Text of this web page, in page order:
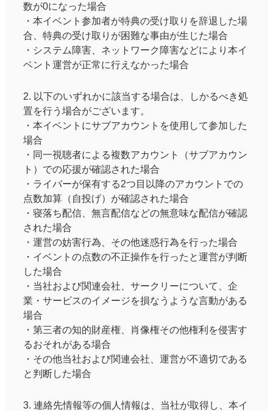
数が0になった場合
・本イベント参加者が特典の受け取りを辞退した場
合、特典の受け取りが困難な事由が生じた場合
・システム障害、ネットワーク障害などにより本イ
ベント運営が正常に行えなかった場合
2. 以下のいずれかに該当する場合は、しかるべき処
置を行う場合がございます。
・本イベントにサブアカウントを使用して参加した
場合
・同一視聴者による複数アカウント（サブアカウン
ト）での応援が確認された場合
・ライバーが保有する2つ目以降のアカウントでの
点数加算（自投げ）が確認された場合
・寝落ち配信、無言配信などの無意味な配信が確認
された場合
・運営の妨害行為、その他迷惑行為を行った場合
・イベントの点数の不正操作を行ったと運営が判断
した場合
・当社および関連会社、サークリーについて、企
業・サービスのイメージを損なうような言動がある
場合
・第三者の知的財産権、肖像権その他権利を侵害す
るおそれがある場合
・その他当社および関連会社、運営が不適切である
と判断した場合
3. 連絡先情報等の個人情報は、当社が取得し、本イ